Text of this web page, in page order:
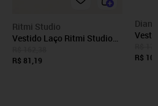
Ritmi Studio
Vestido Laço Ritmi Studio
R$ 81,19
Preto
R$